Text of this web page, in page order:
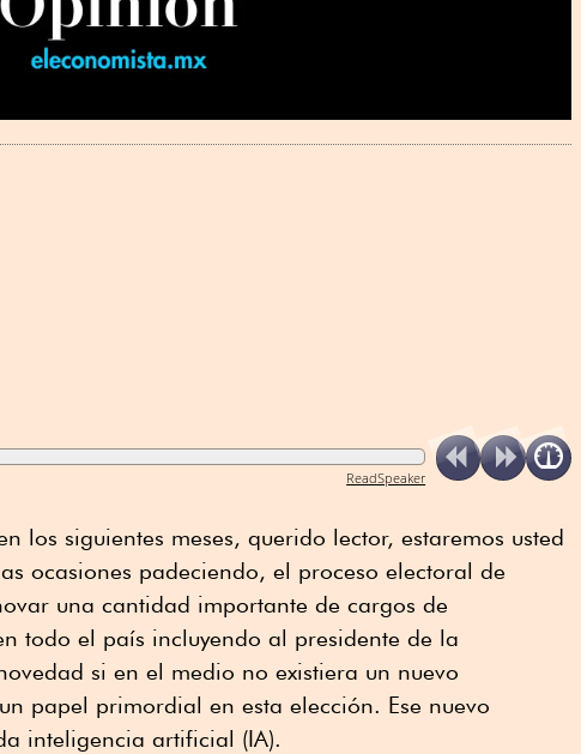
ReadSpeaker
los siguientes meses, querido lector, estaremos usted
ocasiones padeciendo, el proceso electoral de
una cantidad importante de cargos de
todo el país incluyendo al presidente de la
si en el medio no existiera un nuevo
papel primordial en esta elección. Ese nuevo
inteligencia artificial (IA).